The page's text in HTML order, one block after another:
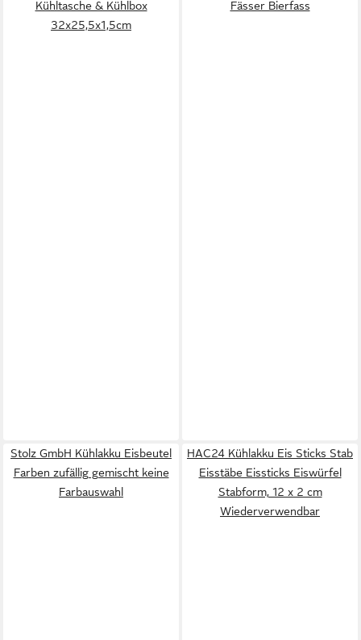
Kühltasche & Kühlbox
32x25,5x1,5cm
Fässer Bierfass
Stolz GmbH Kühlakku Eisbeutel
Farben zufällig gemischt keine
Farbauswahl
HAC24 Kühlakku Eis Sticks Stab
Eisstäbe Eissticks Eiswürfel
Stabform, 12 x 2 cm
Wiederverwendbar